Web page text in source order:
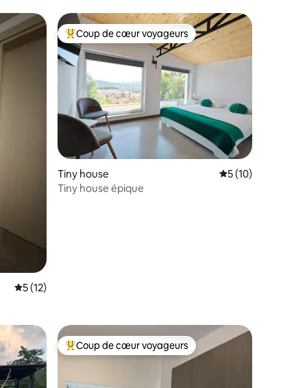
: 4,9 sur 5
appréciés
Évaluation moyenne sur la base de 12 commentaires : 5 sur 5
5 (12)
Coups de cœur voyageurs les plus appréciés
Coup de cœur voyageurs
Tiny house Évaluation
5 (10)
Tiny house épique
Coups de cœur voyageurs les plus appréciés
Coup de cœur voyageurs